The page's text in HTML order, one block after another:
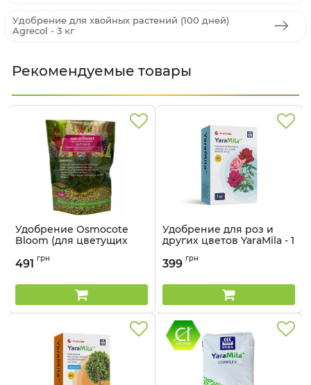
Удобрение для хвойных растений (100 дней)
Agrecol - 3 кг
Рекомендуемые товары
Удобрение Osmocote
Bloom (для цветущих
Артикул:
491 грн
Удобрение для роз и
других цветов YaraMila - 1
Артикул:
399 грн